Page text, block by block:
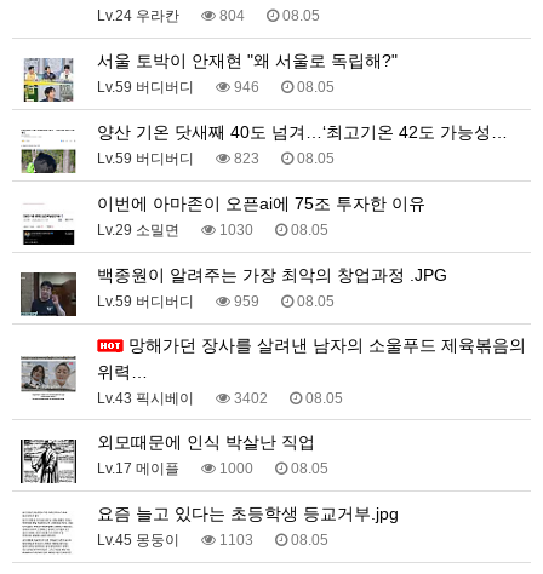
Lv.24 우라칸 804 08.05
서울 토박이 안재현 "왜 서울로 독립해?"
Lv.59 버디버디 946 08.05
양산 기온 닷새째 40도 넘겨…‘최고기온 42도 가능성…
Lv.59 버디버디 823 08.05
이번에 아마존이 오픈ai에 75조 투자한 이유
Lv.29 소밀면 1030 08.05
백종원이 알려주는 가장 최악의 창업과정 .JPG
Lv.59 버디버디 959 08.05
위력…
Lv.43 픽시베이 3402 08.05
외모때문에 인식 박살난 직업
Lv.17 메이플 1000 08.05
요즘 늘고 있다는 초등학생 등교거부.jpg
Lv.45 몽둥이 1103 08.05